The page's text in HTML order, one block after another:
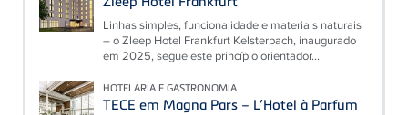
Linhas simples, funcionalidade e materiais naturais
– o Zleep Hotel Frankfurt Kelsterbach, inaugurado
em 2025, segue este princípio orientador...
HOTELARIA E GASTRONOMIA
TECE em Magna Pars – L’Hotel à Parfum